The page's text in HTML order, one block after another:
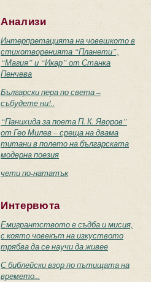
Анализи
Интерпретацията на човешкото в
стихотворенията “Планети”,
“Магия” и “Икар” от Станка
Пенчева
Български пера по света –
събудете ни!..
“Панихида за поета П. К. Яворов”
от Гео Милев – среща на двама
титани в полето на българската
модерна поезия
чети по-нататък
Интервюта
Емигрантството е съдба и мисия,
с която човекът на изкуството
трябва да се научи да живее
С библейски взор по пътищата на
времето...